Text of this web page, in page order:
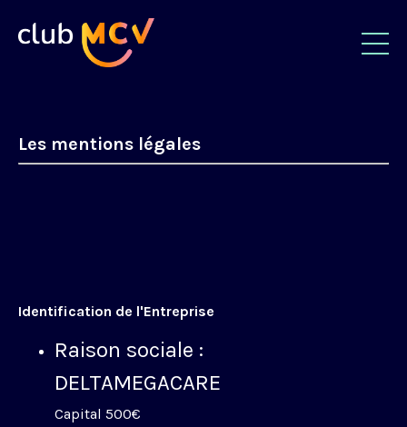
Les mentions légales
Identification de l'Entreprise
Raison sociale :
DELTAMEGACARE
Capital 500€